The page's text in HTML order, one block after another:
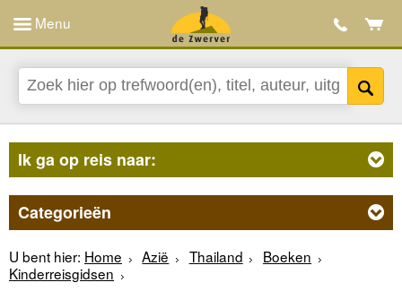
Menu
Ik ga op reis naar:
Categorieën
U bent hier: Home Azië Thailand
Boeken
Kinderreisgidsen